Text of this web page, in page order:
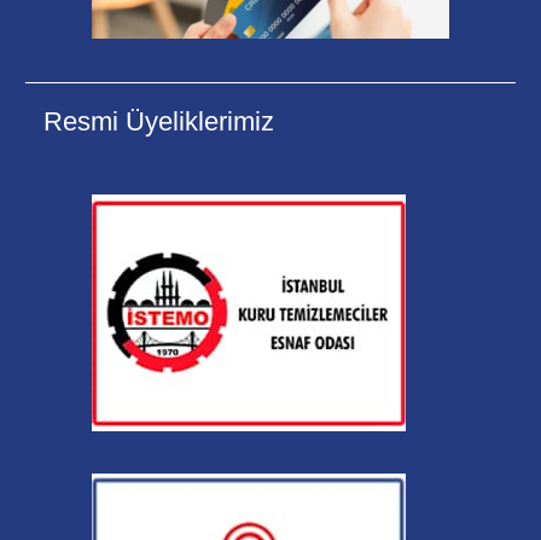
Resmi Üyeliklerimiz